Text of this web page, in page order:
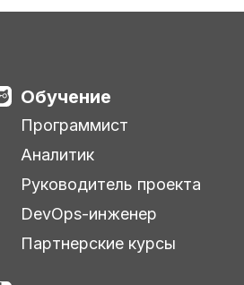
Обучение
Программист
Аналитик
Руководитель проекта
DevOps-инженер
Партнерские курсы